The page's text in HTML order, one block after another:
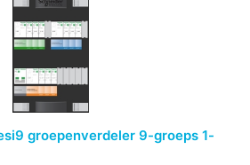
groepenverdeler 9-groeps 1-